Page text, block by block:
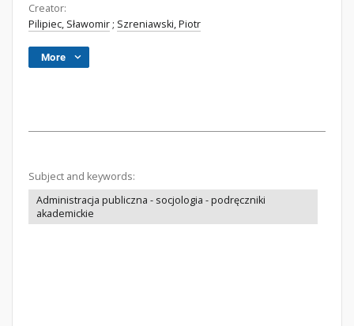
Creator:
Pilipiec, Sławomir ; Szreniawski, Piotr
More
Subject and keywords:
Administracja publiczna - socjologia - podręczniki
akademickie